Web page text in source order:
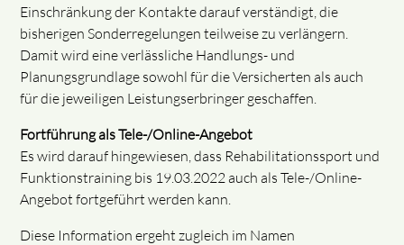
Einschränkung der Kontakte darauf verständigt, die
bisherigen Sonderregelungen teilweise zu verlängern.
Damit wird eine verlässliche Handlungs- und
Planungsgrundlage sowohl für die Versicherten als auch
für die jeweiligen Leistungserbringer geschaffen.
Fortführung als Tele-/Online-Angebot
Es wird darauf hingewiesen, dass Rehabilitationssport und
Funktionstraining bis 19.03.2022 auch als Tele-/Online-
Angebot fortgeführt werden kann.
Diese Information ergeht zugleich im Namen